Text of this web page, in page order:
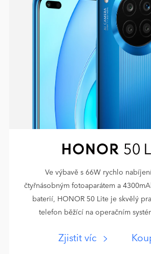
Ve výbavě s 66W rychlo
čtyřnásobným fotoaparátem a
baterií, HONOR 50 Lite je skvělý
telefon běžící na operačním
Zjistit víc